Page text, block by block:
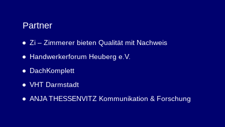
Partner
Zi – Zimmerer bieten Qualität mit Nachweis
Handwerkerforum Heuberg e.V.
DachKomplett
VHT Darmstadt
ANJA THESSENVITZ Kommunikation & Forschung